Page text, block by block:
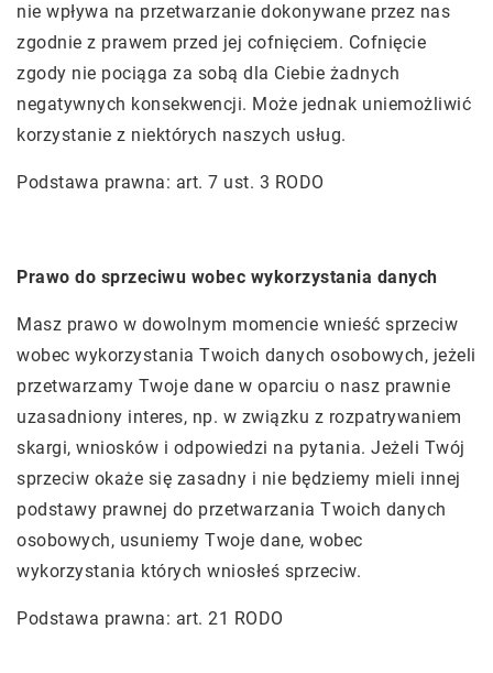
nie wpływa na przetwarzanie dokonywane przez nas
zgodnie z prawem przed jej cofnięciem. Cofnięcie
zgody nie pociąga za sobą dla Ciebie żadnych
negatywnych konsekwencji. Może jednak uniemożliwić
korzystanie z niektórych naszych usług.
Podstawa prawna: art. 7 ust. 3 RODO
Prawo do sprzeciwu wobec wykorzystania danych
Masz prawo w dowolnym momencie wnieść sprzeciw
wobec wykorzystania Twoich danych osobowych, jeżeli
przetwarzamy Twoje dane w oparciu o nasz prawnie
uzasadniony interes, np. w związku z rozpatrywaniem
skargi, wniosków i odpowiedzi na pytania. Jeżeli Twój
sprzeciw okaże się zasadny i nie będziemy mieli innej
podstawy prawnej do przetwarzania Twoich danych
osobowych, usuniemy Twoje dane, wobec
wykorzystania których wniosłeś sprzeciw.
Podstawa prawna: art. 21 RODO